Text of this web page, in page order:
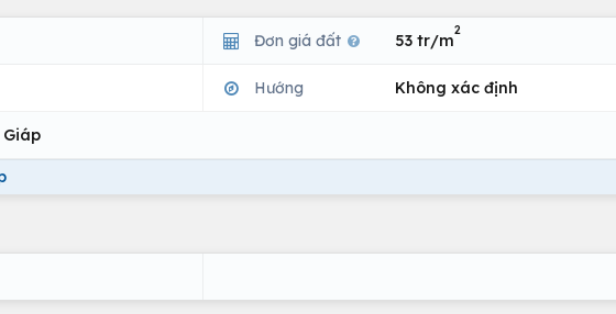
Đơn giá đất 53 tr/m
2
Hướng Không xác định
Giáp